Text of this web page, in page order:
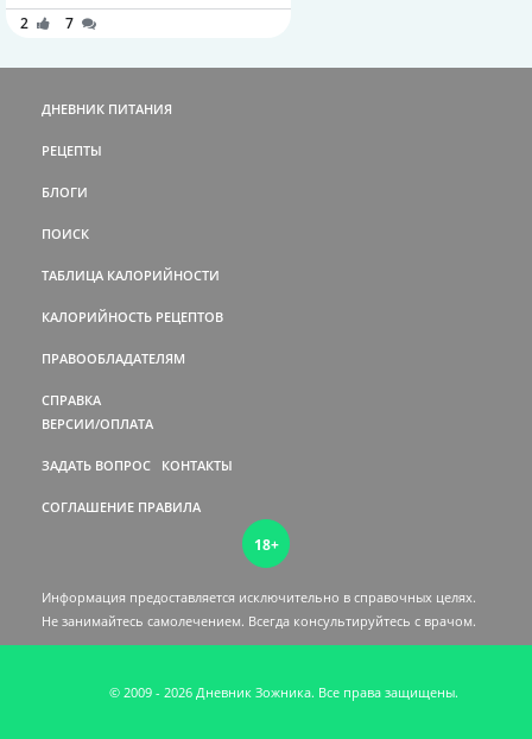
2 7
ДНЕВНИК ПИТАНИЯ
РЕЦЕПТЫ
БЛОГИ
ПОИСК
ТАБЛИЦА КАЛОРИЙНОСТИ
КАЛОРИЙНОСТЬ РЕЦЕПТОВ
ПРАВООБЛАДАТЕЛЯМ
СПРАВКА
ВЕРСИИ/ОПЛАТА
ЗАДАТЬ ВОПРОС КОНТАКТЫ
СОГЛАШЕНИЕ ПРАВИЛА
18+
Информация предоставляется исключительно в справочных целях.
Не занимайтесь самолечением. Всегда консультируйтесь c врачом.
© 2009 - 2026 Дневник Зожника. Все права защищены.